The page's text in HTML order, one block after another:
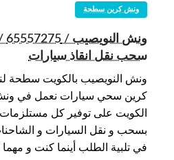
ونش كرين سطحة
سحب نقل انقاذ سيارات
ونش النويصيب بالكويت سطحة
كرين سحي سيارات نعمل في
الكويت على توفير كل مستلزمات
بسحب و نقل السيارات و
في تلبية الطلب أينما كنت و